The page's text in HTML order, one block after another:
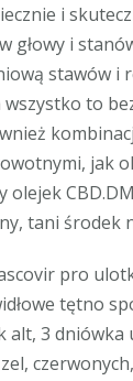
i
głowy i
stawów i
to
jak
olejek
tani środek
pro
tętno
alt, 3 dniówka